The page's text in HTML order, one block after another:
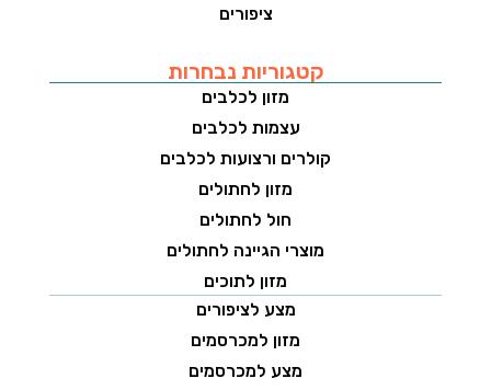
ציפורים
קטגוריות נבחרות
מזון לכלבים
עצמות לכלבים
קולרים ורצועות לכלבים
מזון לחתולים
חול לחתולים
מוצרי הגיינה לחתולים
מזון לתוכים
מצע לציפורים
מזון למכרסמים
מצע למכרסמים